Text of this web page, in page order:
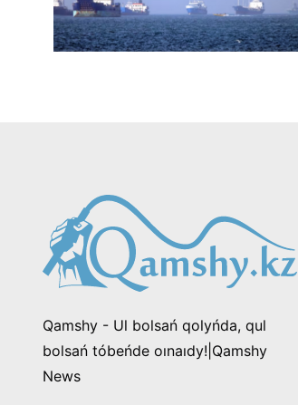
Qamshy - Ul bolsań qolyńda, qul
bolsań tóbeńde oınaıdy!|Qamshy
News